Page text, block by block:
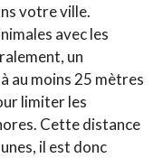
votre ville.
avec les
un
au moins 25 mètres
limiter les
Cette distance
il est donc